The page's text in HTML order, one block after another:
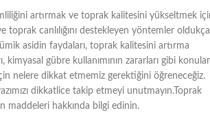
artırmak ve toprak kalitesini yükseltmek
canlılığını destekleyen yöntemler oldukça
asidin faydaları, toprak kalitesini artırma
gübre kullanımının zararları gibi
nelere dikkat etmemiz gerektiğini öğreneceğiz.
dikkatlice takip etmeyi unutmayın.Toprak
maddeleri hakkında bilgi edinin.